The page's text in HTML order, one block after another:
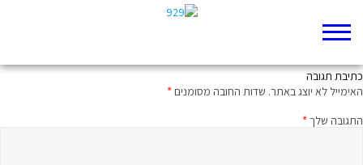
כתיבת תגובה
האימייל לא יוצג באתר. שדות החובה מסומנים*
התגובה שלך*